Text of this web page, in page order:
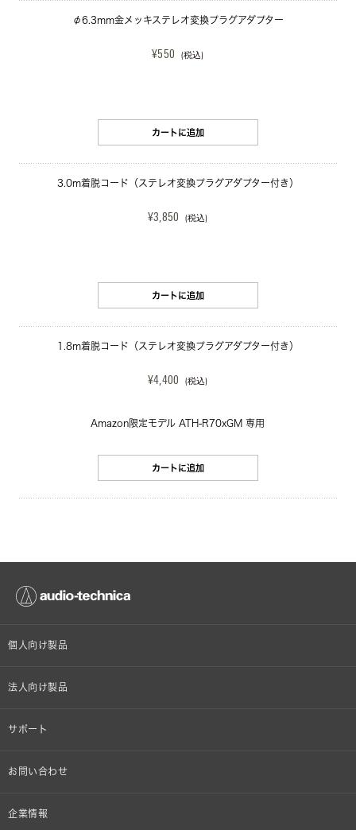
φ6.3mm金メッキステレオ変換プラグアダプター
¥550 (税込)
カートに追加
3.0m着脱コード（ステレオ変換プラグアダプター付き）
¥3,850 (税込)
カートに追加
1.8m着脱コード（ステレオ変換プラグアダプター付き）
¥4,400 (税込)
Amazon限定モデル ATH-R70xGM 専用
カートに追加
個人向け製品
オンラインストア限定
法人向け製品
設備音響機器
サポート
個人向け製品サポート
お問い合わせ
その他、メディア 取材関連等のお問い合わせ
企業情報